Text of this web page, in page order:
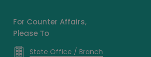
For Counter Affairs,
Please To
State Office / Branch